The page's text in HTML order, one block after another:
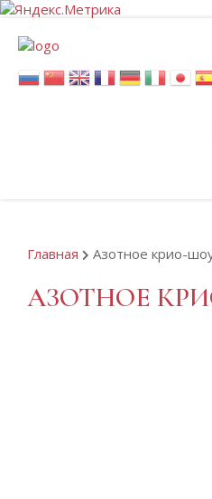
Главная Азотное крио-
АЗОТНОЕ